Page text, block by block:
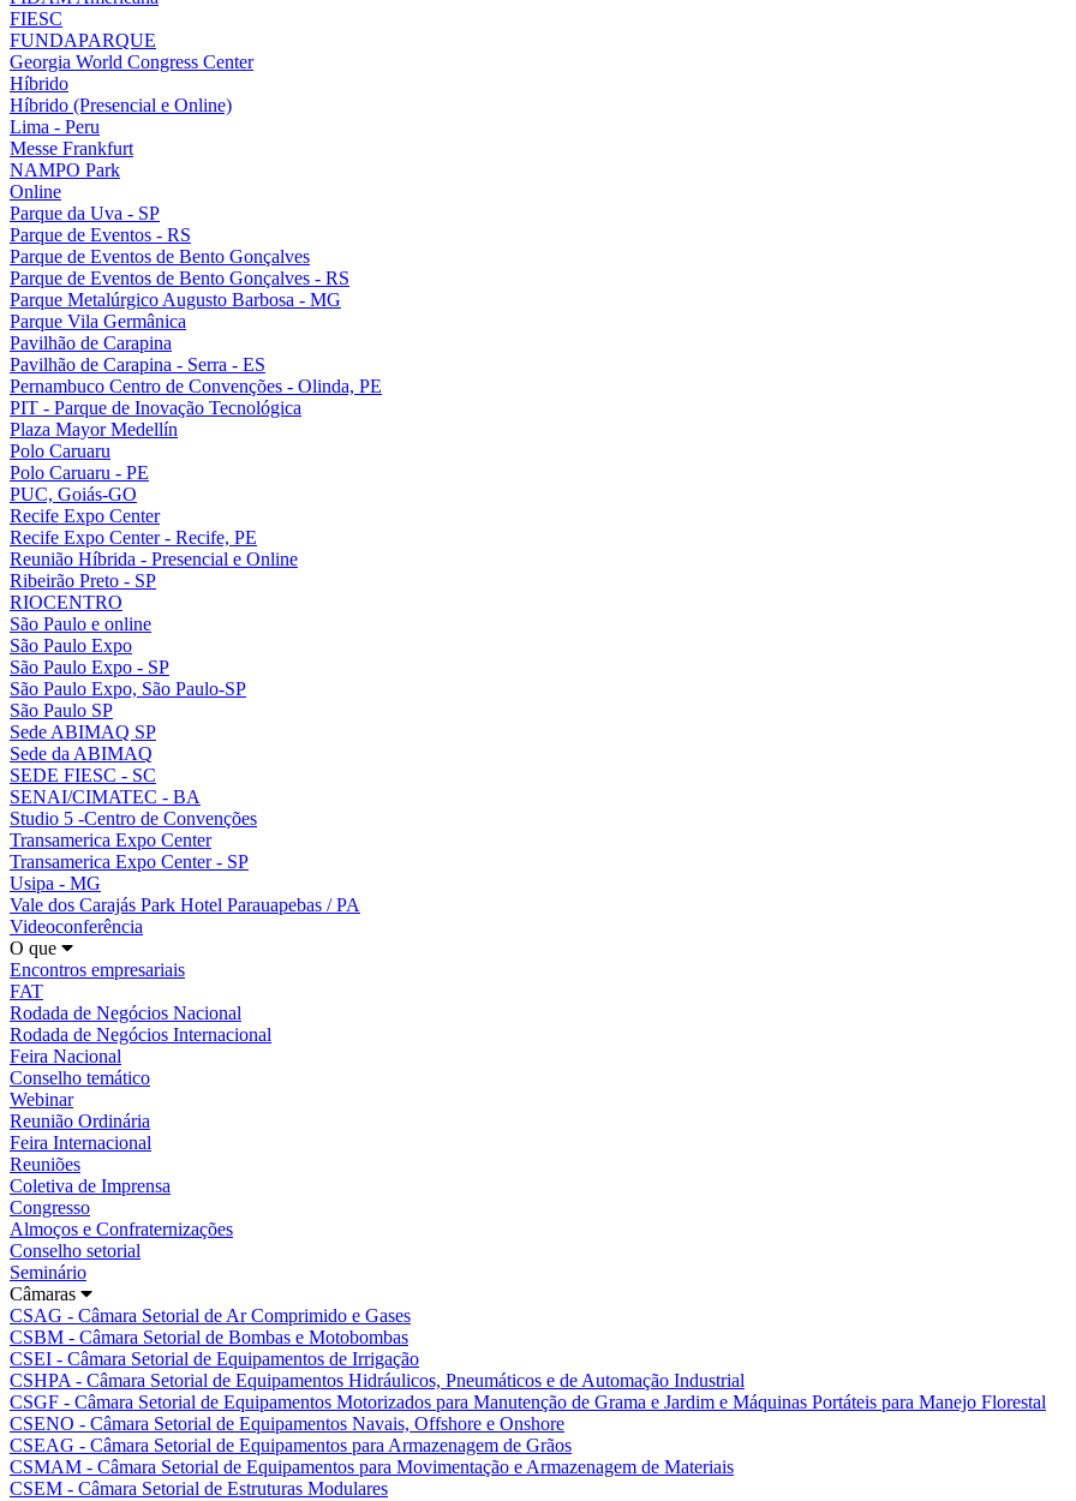
FIESC
FUNDAPARQUE
Georgia World Congress Center
Híbrido
Híbrido (Presencial e Online)
Lima - Peru
Messe Frankfurt
NAMPO Park
Online
Parque da Uva - SP
Parque de Eventos - RS
Parque de Eventos de Bento Gonçalves
Parque de Eventos de Bento Gonçalves - RS
Parque Metalúrgico Augusto Barbosa - MG
Parque Vila Germânica
Pavilhão de Carapina
Pavilhão de Carapina - Serra - ES
Pernambuco Centro de Convenções - Olinda, PE
PIT - Parque de Inovação Tecnológica
Plaza Mayor Medellín
Polo Caruaru
Polo Caruaru - PE
PUC, Goiás-GO
Recife Expo Center
Recife Expo Center - Recife, PE
Reunião Híbrida - Presencial e Online
Ribeirão Preto - SP
RIOCENTRO
São Paulo e online
São Paulo Expo
São Paulo Expo - SP
São Paulo Expo, São Paulo-SP
São Paulo SP
Sede ABIMAQ SP
Sede da ABIMAQ
SEDE FIESC - SC
SENAI/CIMATEC - BA
Studio 5 -Centro de Convenções
Transamerica Expo Center
Transamerica Expo Center - SP
Usipa - MG
Vale dos Carajás Park Hotel Parauapebas / PA
Videoconferência
O que
Encontros empresariais
FAT
Rodada de Negócios Nacional
Rodada de Negócios Internacional
Feira Nacional
Conselho temático
Webinar
Reunião Ordinária
Feira Internacional
Reuniões
Coletiva de Imprensa
Congresso
Almoços e Confraternizações
Conselho setorial
Seminário
Câmaras
CSAG - Câmara Setorial de Ar Comprimido e Gases
CSBM - Câmara Setorial de Bombas e Motobombas
CSEI - Câmara Setorial de Equipamentos de Irrigação
CSHPA - Câmara Setorial de Equipamentos Hidráulicos, Pneumáticos e de Automação Industrial
CSGF - Câmara Setorial de Equipamentos Motorizados para Manutenção de Grama e Jardim e Máquinas Portáteis para Manejo Florestal
CSENO - Câmara Setorial de Equipamentos Navais, Offshore e Onshore
CSEAG - Câmara Setorial de Equipamentos para Armazenagem de Grãos
CSMAM - Câmara Setorial de Equipamentos para Movimentação e Armazenagem de Materiais
CSEM - Câmara Setorial de Estruturas Modulares